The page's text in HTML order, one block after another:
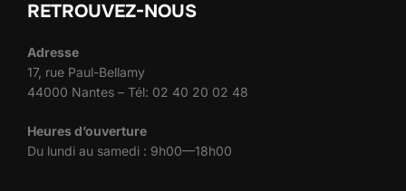
RETROUVEZ-NOUS
Adresse
17, rue Paul-Bellamy
44000 Nantes – Tél: 02 40 20 02 48
Heures d’ouverture
Du lundi au samedi : 9h00—18h00